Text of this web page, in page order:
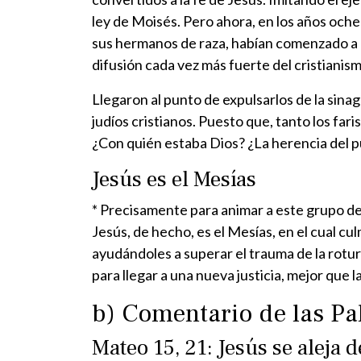
ley de Moisés. Pero ahora, en los años
sus hermanos de raza, habían comenzado
difusión cada vez más fuerte del
Llegaron al punto de expulsarlos de la
judíos cristianos. Puesto que, tanto los
¿Con quién estaba Dios? ¿La herencia del
Jesús es el Mesías
* Precisamente para animar a este grupo
Jesús, de hecho, es el Mesías, en el cual
ayudándoles a superar el trauma de la
para llegar a una nueva justicia, mejor que
b) Comentario de las
Mateo 15, 21: Jesús se